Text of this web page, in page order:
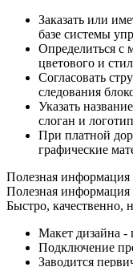
Заказать или
базе системы
Определиться с
цветового и
Согласовать
следования
Указать
слоган и
При платной
графические
Полезная информация
Полезная информация
Быстро, качественно,
Макет дизайна -
Подключение
Заводится